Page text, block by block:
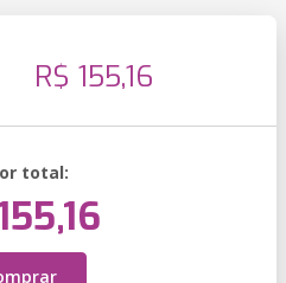
R$ 155,16
total: